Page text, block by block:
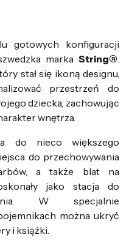
gotowych konfiguracji
marka String®
stał się ikoną designu,
przestrzeń do
dziecka, zachowując
wnętrza.
do nieco większego
do przechowywania
a także blat na
jako stacja do
W specjalnie
można ukryć
i książki.